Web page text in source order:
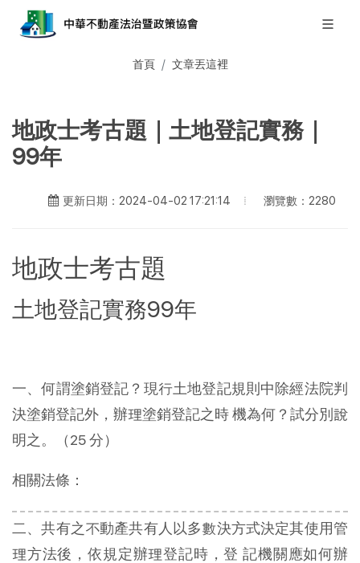
首頁 文章丟這裡
地政士考古題｜土地登記實務｜
99年
更新日期：2024-04-02 17:21:14 瀏覽數：2280
地政士考古題
土地登記實務99年
一、何謂塗銷登記？現行土地登記規則中除經法院判
決塗銷登記外，辦理塗銷登記之時 機為何？試分別說
明之。（25 分）
相關法條：
二、共有之不動產共有人以多數決方式決定其使用管
理方法後，依規定辦理登記時，登 記機關應如何辦